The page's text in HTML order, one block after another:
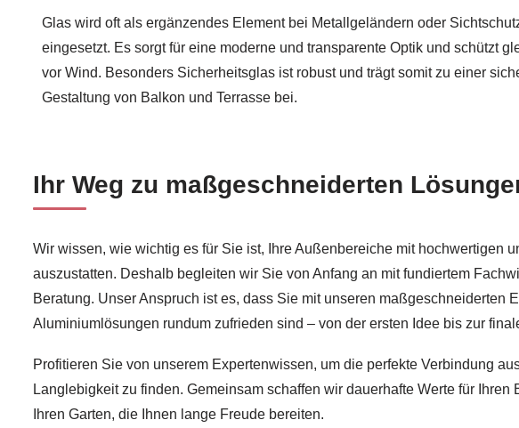
Glas wird oft als ergänzendes Element bei Metallgeländern oder
eingesetzt. Es sorgt für eine moderne und transparente Optik und schützt
vor Wind. Besonders Sicherheitsglas ist robust und trägt somit zu einer
Gestaltung von Balkon und Terrasse bei.
Ihr Weg zu maßgeschneiderten
Wir wissen, wie wichtig es für Sie ist, Ihre Außenbereiche mit hochwertigen
auszustatten. Deshalb begleiten wir Sie von Anfang an mit fundiertem
Beratung. Unser Anspruch ist es, dass Sie mit unseren maßgeschneiderten
Aluminiumlösungen rundum zufrieden sind – von der ersten Idee bis zur
Profitieren Sie von unserem Expertenwissen, um die perfekte Verbindung
Langlebigkeit zu finden. Gemeinsam schaffen wir dauerhafte Werte für Ihren
Ihren Garten, die Ihnen lange Freude bereiten.